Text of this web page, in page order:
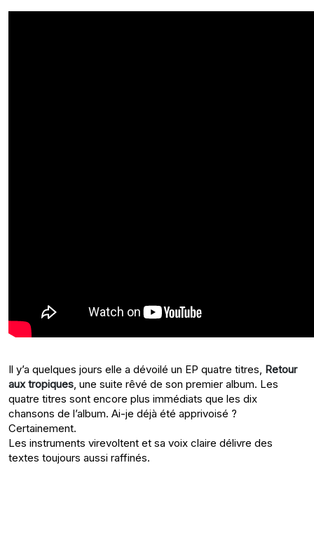
Il y’a quelques jours elle a dévoilé un EP quatre titres, Retour
aux tropiques, une suite rêvé de son premier album. Les
quatre titres sont encore plus immédiats que les dix
chansons de l’album. Ai-je déjà été apprivoisé ?
Certainement.
Les instruments virevoltent et sa voix claire délivre des
textes toujours aussi raffinés.